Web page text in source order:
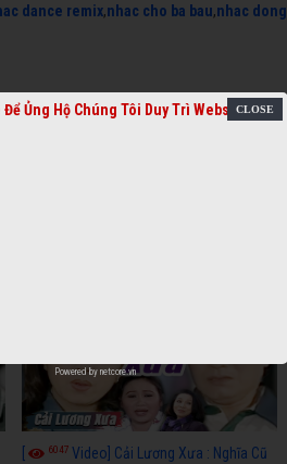
dance remix,nhac cho ba bau,nhac dong
6047 Video] Cải Lương Xưa : Nghĩa Cũ
Ủng Hộ Chúng Tôi Duy Trì Website
Powered by netcore.vn